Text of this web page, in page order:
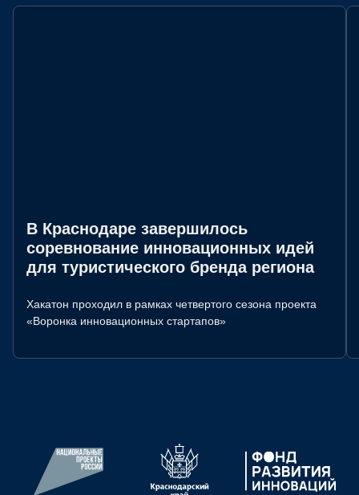
В Краснодаре завершилось
соревнование инновационных идей
для туристического бренда региона
Хакатон проходил в рамках четвертого сезона проекта
«Воронка инновационных стартапов»